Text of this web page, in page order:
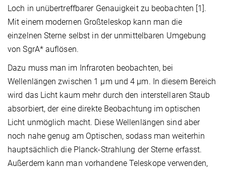
Loch in unübertreffbarer Genauigkeit zu beobachten [1].
Mit einem modernen Großteleskop kann man die
einzelnen Sterne selbst in der unmittelbaren Umgebung
von SgrA* auflösen.
Dazu muss man im Infraroten beobachten, bei
Wellenlängen zwischen 1 μm und 4 μm. In diesem Bereich
wird das Licht kaum mehr durch den interstellaren Staub
absorbiert, der eine direkte Beobachtung im optischen
Licht unmöglich macht. Diese Wellenlängen sind aber
noch nahe genug am Optischen, sodass man weiterhin
hauptsächlich die Planck-Strahlung der Sterne erfasst.
Außerdem kann man vorhandene Teleskope verwenden,